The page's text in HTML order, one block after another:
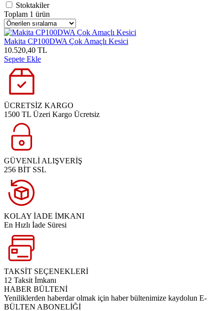
Stoktakiler
Toplam 1 ürün
Makita CP100DWA Çok Amaçlı Kesici
10.520,40 TL
Sepete Ekle
ÜCRETSİZ KARGO
1500 TL Üzeri Kargo Ücretsiz
GÜVENLİ ALIŞVERİŞ
256 BİT SSL
KOLAY İADE İMKANI
En Hızlı İade Süresi
TAKSİT SEÇENEKLERİ
12 Taksit İmkanı
HABER BÜLTENİ
Yeniliklerden haberdar olmak için haber bültenimize kaydolun E-
BÜLTEN ABONELİĞİ